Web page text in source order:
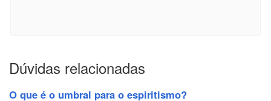
Dúvidas relacionadas
O que é o umbral para o espiritismo?